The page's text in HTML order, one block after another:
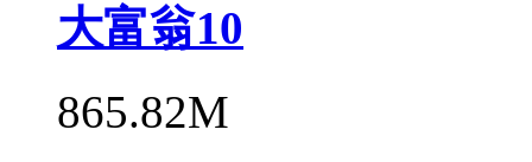
大富翁10
865.82M